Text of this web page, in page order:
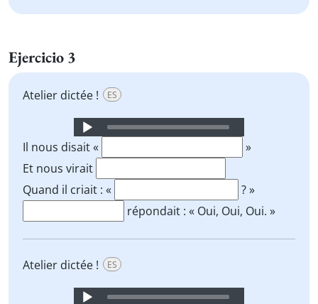
Ejercicio 3
Atelier dictée ! ES
Audio
Player
Il nous disait «
»
Et nous virait
Quand il criait : «
? »
répondait : « Oui, Oui, Oui. »
Atelier dictée ! ES
Audio